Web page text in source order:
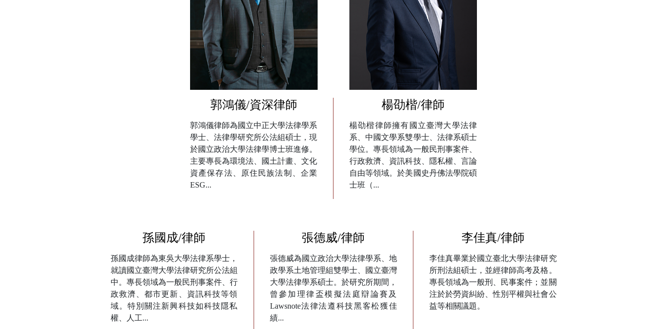
郭鴻儀/資深律師
郭鴻儀律師為國立中正大學法律學系
學士、法律學研究所公法組碩士，現
於國立政治大學法律學博士班進修。
主要專長為環境法、國土計畫、文化
資產保存法、原住民族法制、企業
ESG...
楊劭楷/律師
楊劭楷律師擁有國立臺灣大學法律
系、中國文學系雙學士、法律系碩士
學位。專長領域為一般民刑事案件、
行政救濟、資訊科技、隱私權、言論
自由等領域。於美國史丹佛法學院碩
士班（...
孫國成/律師
孫國成律師為東吳大學法律系學士，
就讀國立臺灣大學法律研究所公法組
中。專長領域為一般民刑事案件、行
政救濟、都市更新、資訊科技等領
域。特別關注新興科技如科技隱私
權、人工...
張德威/律師
張德威為國立政治大學法律學系、地
政學系土地管理組雙學士、國立臺灣
大學法律學系碩士。於研究所期間，
曾參加理律盃模擬法庭辯論賽及
Lawsnote法律法遵科技黑客松獲佳
績...
李佳真/律師
李佳真畢業於國立臺北大學法律研究
所刑法組碩士，並經律師高考及格。
專長領域為一般刑、民事案件；並關
注於於勞資糾紛、性別平權與社會公
益等相關議題。